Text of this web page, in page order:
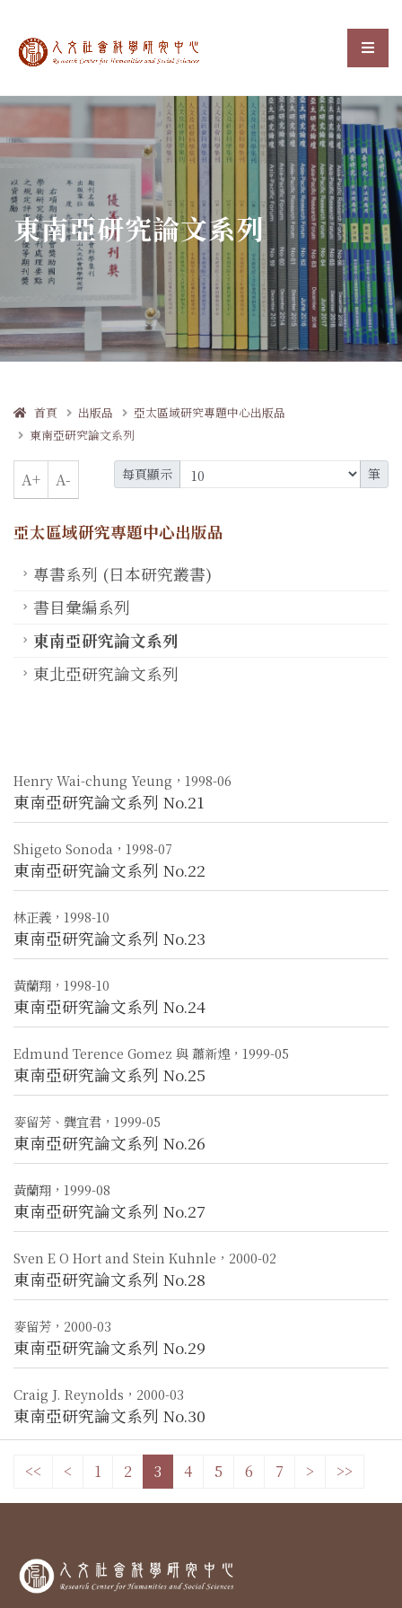
中央研究院人文社會科選
:::
東南亞研究論文系列
首頁 出版品
亞太區域研究專題中心出版品
東南亞研究論文系列
A+ A- 每頁顯示 筆
亞太區域研究專題中心出版品
專書系列 (日本研究叢書)
書目彙編系列
東南亞研究論文系列
東北亞研究論文系列
Henry Wai-chung Yeung，1998-06
東南亞研究論文系列 No.21
Shigeto Sonoda，1998-07
東南亞研究論文系列 No.22
林正義，1998-10
東南亞研究論文系列 No.23
黃蘭翔，1998-10
東南亞研究論文系列 No.24
Edmund Terence Gomez 與 蕭新煌，1999-05
東南亞研究論文系列 No.25
麥留芳、龔宜君，1999-05
東南亞研究論文系列 No.26
黃蘭翔，1999-08
東南亞研究論文系列 No.27
Sven E O Hort and Stein Kuhnle，2000-02
東南亞研究論文系列 No.28
麥留芳，2000-03
東南亞研究論文系列 No.29
Craig J. Reynolds，2000-03
東南亞研究論文系列 No.30
<< < 1 2 3 4 5 6 7 > >>